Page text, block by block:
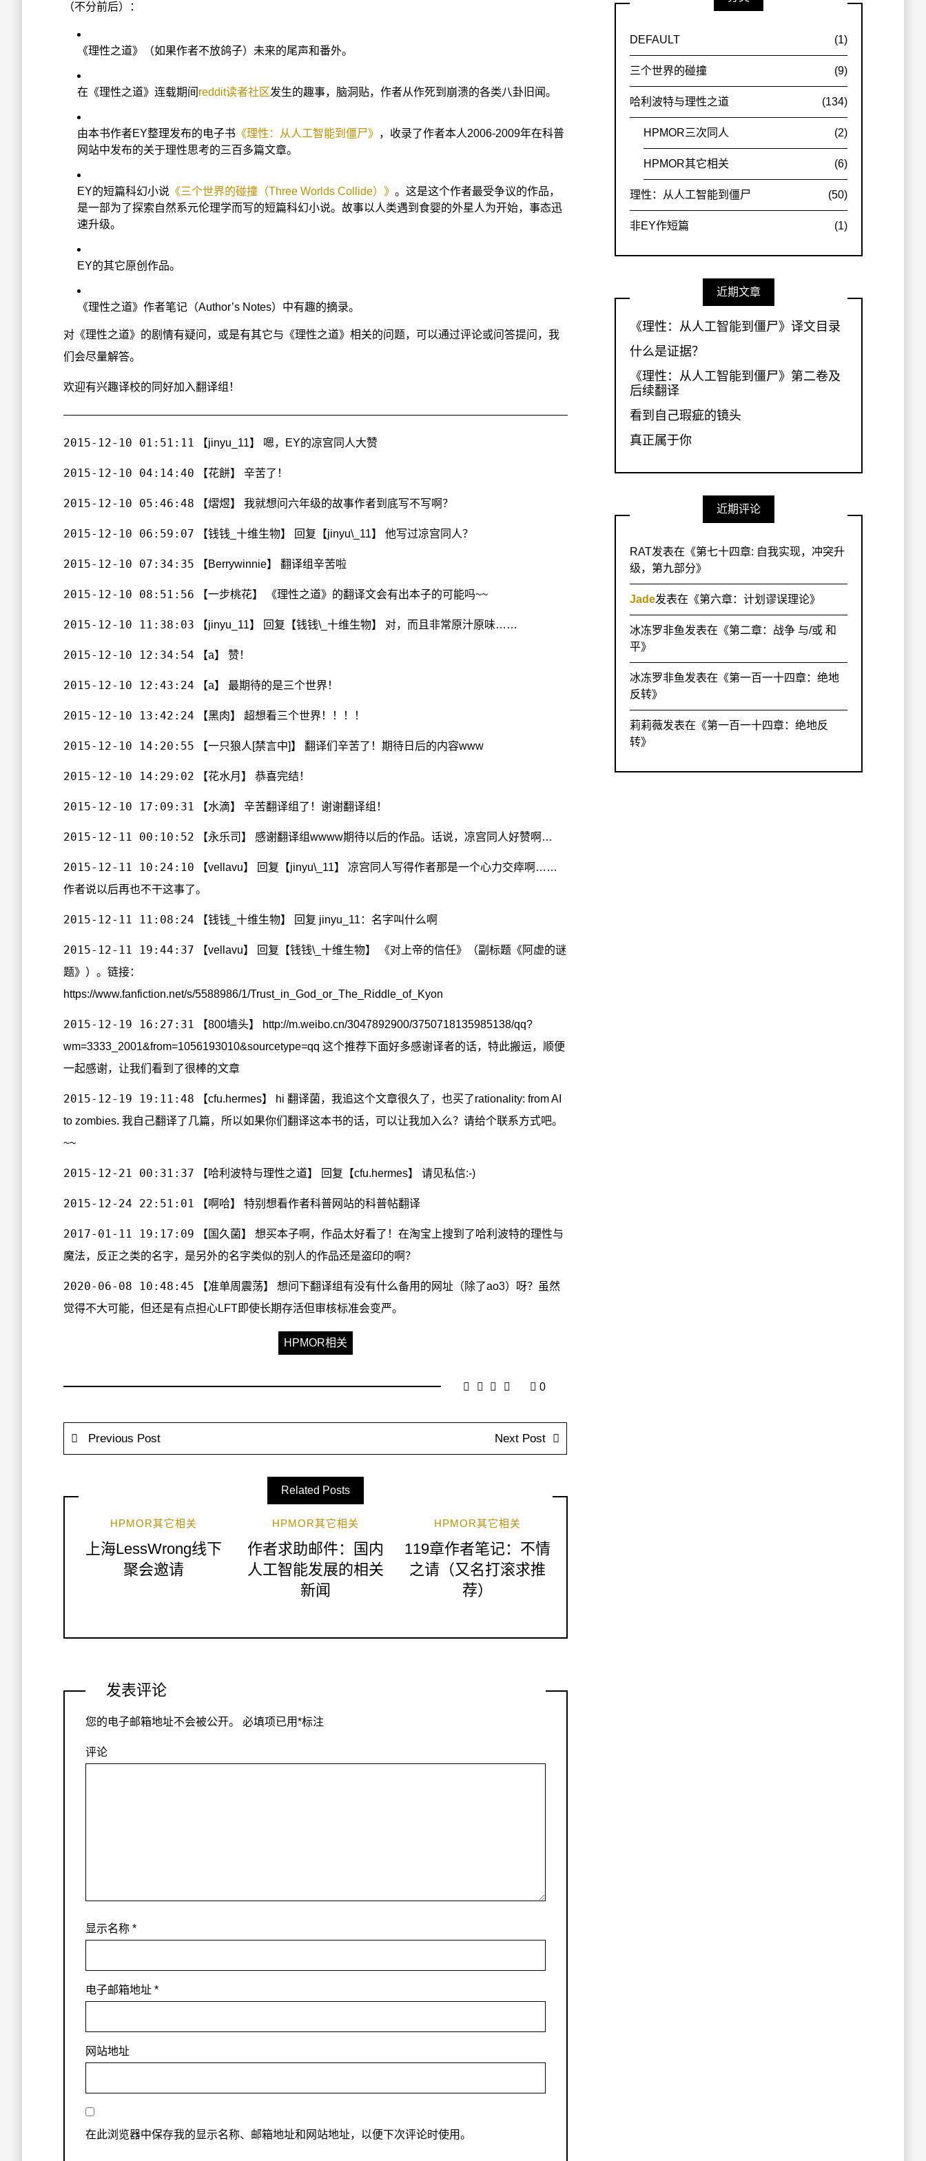
（不分前后）：
《理性之道》（如果作者不放鸽子）未来的尾声和番外。
在《理性之道》连载期间 reddit读者社区发生的趣事，脑洞贴，作者从作死到崩溃的各类八卦旧闻。
由本书作者EY整理发布的电子书 《理性：从人工智能到僵尸》 ，收录了作者本人2006-2009年在科普
网站中发布的关于理性思考的三百多篇文章。
EY的短篇科幻小说 《三个世界的碰撞（Three Worlds Collide）》 。这是这个作者最受争议的作品，
是一部为了探索自然系元伦理学而写的短篇科幻小说。故事以人类遇到食婴的外星人为开始，事态迅
速升级。
EY的其它原创作品。
《理性之道》作者笔记（Author’s Notes）中有趣的摘录。
对《理性之道》的剧情有疑问，或是有其它与《理性之道》相关的问题，可以通过评论或问答提问，我
们会尽量解答。
欢迎有兴趣译校的同好加入翻译组！
2015-12-10 01:51:11 【jinyu_11】 嗯，EY的凉宫同人大赞
2015-12-10 04:14:40 【花餅】 辛苦了！
2015-12-10 05:46:48 【熠煜】 我就想问六年级的故事作者到底写不写啊？
2015-12-10 06:59:07 【钱钱_十维生物】 回复【jinyu\_11】 他写过凉宫同人？
2015-12-10 07:34:35 【Berrywinnie】 翻译组辛苦啦
2015-12-10 08:51:56 【一步桃花】 《理性之道》的翻译文会有出本子的可能吗~~
2015-12-10 11:38:03 【jinyu_11】 回复【钱钱\_十维生物】 对，而且非常原汁原味……
2015-12-10 12:34:54 【a】 赞！
2015-12-10 12:43:24 【a】 最期待的是三个世界！
2015-12-10 13:42:24 【黑肉】 超想看三个世界！！！！
2015-12-10 14:20:55 【一只狼人[禁言中]】 翻译们辛苦了！期待日后的内容www
2015-12-10 14:29:02 【花水月】 恭喜完结！
2015-12-10 17:09:31 【水滴】 辛苦翻译组了！谢谢翻译组！
2015-12-11 00:10:52 【永乐司】 感谢翻译组wwww期待以后的作品。话说，凉宫同人好赞啊…
2015-12-11 10:24:10 【vellavu】 回复【jinyu\_11】 凉宫同人写得作者那是一个心力交瘁啊……
作者说以后再也不干这事了。
2015-12-11 11:08:24 【钱钱_十维生物】 回复 jinyu_11：名字叫什么啊
2015-12-11 19:44:37 【vellavu】 回复【钱钱\_十维生物】 《对上帝的信任》（副标题《阿虚的谜
题》）。链接：
https://www.fanfiction.net/s/5588986/1/Trust_in_God_or_The_Riddle_of_Kyon
2015-12-19 16:27:31 【800墙头】
http://m.weibo.cn/3047892900/3750718135985138/qq?
wm=3333_2001&from=1056193010&sourcetype=qq 这个推荐下面好多感谢译者的话，特此搬运，顺便
一起感谢，让我们看到了很棒的文章
2015-12-19 19:11:48 【cfu.hermes】 hi 翻译菌，我追这个文章很久了，也买了rationality: from AI
to zombies. 我自己翻译了几篇，所以如果你们翻译这本书的话，可以让我加入么？请给个联系方式吧。
~~
2015-12-21 00:31:37 【哈利波特与理性之道】 回复【cfu.hermes】 请见私信:-)
2015-12-24 22:51:01 【啊哈】 特别想看作者科普网站的科普帖翻译
2017-01-11 19:17:09 【国久菌】 想买本子啊，作品太好看了！在淘宝上搜到了哈利波特的理性与
魔法，反正之类的名字，是另外的名字类似的别人的作品还是盗印的啊？
2020-06-08 10:48:45 【准单周震荡】 想问下翻译组有没有什么备用的网址（除了ao3）呀？虽然
觉得不大可能，但还是有点担心LFT即使长期存活但审核标准会变严。
HPMOR相关
0
Previous Post Next Post
Related Posts
HPMOR其它相关
上海LessWrong线下
聚会邀请
HPMOR其它相关
作者求助邮件：国内
人工智能发展的相关
新闻
HPMOR其它相关
119章作者笔记：不情
之请（又名打滚求推
荐）
发表评论
您的电子邮箱地址不会被公开。 必填项已用*标注
评论
显示名称 *
电子邮箱地址 *
网站地址
在此浏览器中保存我的显示名称、邮箱地址和网站地址，以便下次评论时使用。
DEFAULT (1)
三个世界的碰撞 (9)
哈利波特与理性之道 (134)
HPMOR三次同人 (2)
HPMOR其它相关 (6)
理性：从人工智能到僵尸 (50)
非EY作短篇 (1)
近期文章
《理性：从人工智能到僵尸》译文目录
什么是证据？
《理性：从人工智能到僵尸》第二卷及
后续翻译
看到自己瑕疵的镜头
真正属于你
近期评论
RAT发表在《第七十四章: 自我实现，冲突升
级，第九部分》
Jade发表在《第六章：计划谬误理论》
冰冻罗非鱼发表在《第二章：战争 与/或 和
平》
冰冻罗非鱼发表在《第一百一十四章：绝地
反转》
莉莉薇发表在《第一百一十四章：绝地反
转》